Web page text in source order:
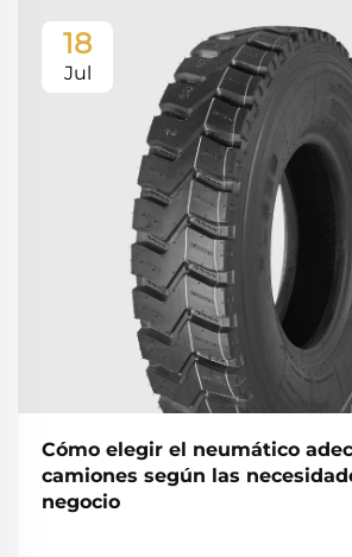
18
Jul
Cómo elegir el neumático
camiones según las
negocio